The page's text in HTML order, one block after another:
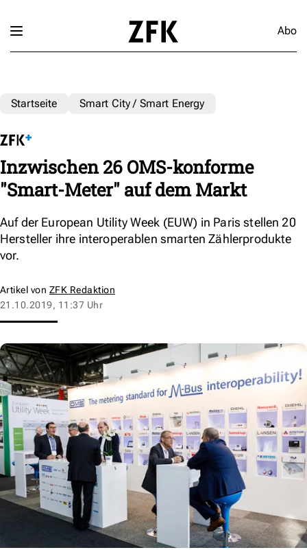
Abo
Startseite Smart City / Smart Energy
Inzwischen 26 OMS-konforme
"Smart-Meter" auf dem Markt
Auf der European Utility Week (EUW) in Paris stellen 20
Hersteller ihre interoperablen smarten Zählerprodukte
vor.
Artikel von ZFK Redaktion
21.10.2019, 11:37 Uhr